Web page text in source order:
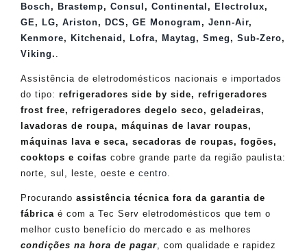
Bosch, Brastemp, Consul , Continental , Electrolux,
GE , LG, Ariston, DCS , GE Monogram , Jenn-Air,
Kenmore, Kitchenaid , Lofra, Maytag , Smeg , Sub-Zero,
Viking.
Assistência de eletrodomésticos nacionais e importados
do tipo: refrigeradores side by side, refrigeradores
frost free, refrigeradores degelo seco, geladeiras,
lavadoras de roupa, máquinas de lavar roupas,
máquinas lava e seca, secadoras de roupas, fogões,
cooktops e coifas cobre grande parte da região paulista:
norte, sul, leste, oeste e centro
Procurando assistência técnica fora da garantia de
fábrica é com a Tec Serv eletrodomésticos que tem o
melhor custo benefício do mercado e as melhores
condições na hora de pagar , com qualidade e rapidez